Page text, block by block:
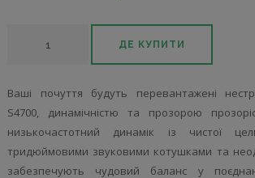
ДЕ КУПИТИ
Ваші почуття будуть перевантажені
S4700, динамічністю та прозорою
низькочастотний динамік із чистої
тридюймовими звуковими котушками та
забезпечують чудовий баланс у